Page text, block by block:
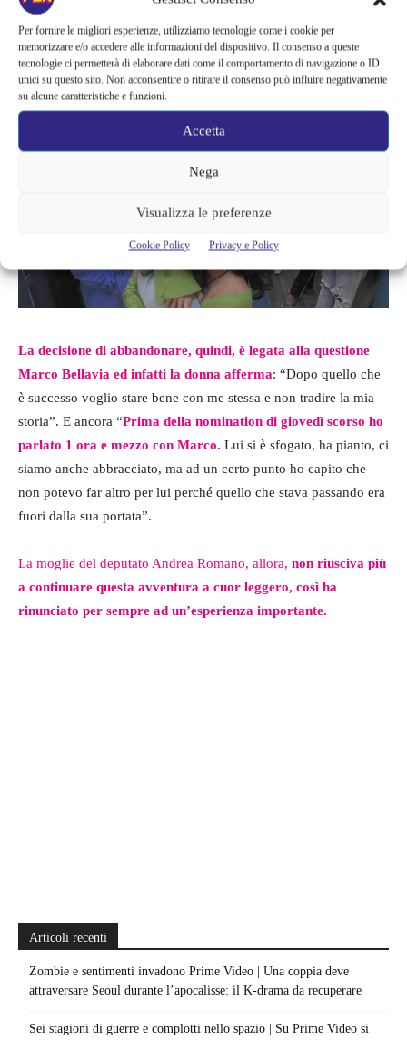
Per fornire le migliori esperienze, utilizziamo tecnologie come i cookie per
memorizzare e/o accedere alle informazioni del dispositivo. Il consenso a queste
tecnologie ci permetterà di elaborare dati come il comportamento di navigazione o ID
unici su questo sito. Non acconsentire o ritirare il consenso può influire negativamente
su alcune caratteristiche e funzioni.
Accetta
Nega
Visualizza le preferenze
Cookie Policy Privacy e Policy
saluto. Alcuni valori li ho e li difendo a testa alta. Fuori dirò che
non siamo tutti insensibili. Mi raccomando, vi voglio bene e vi
seguirò da fuori”.
La decisione di abbandonare, quindi, è legata alla questione
Marco Bellavia ed infatti la donna afferma: “Dopo quello che
è successo voglio stare bene con me stessa e non tradire la mia
storia”. E ancora “Prima della nomination di giovedì scorso ho
parlato 1 ora e mezzo con Marco. Lui si è sfogato, ha pianto, ci
siamo anche abbracciato, ma ad un certo punto ho capito che
non potevo far altro per lui perché quello che stava passando era
fuori dalla sua portata”.
La moglie del deputato Andrea Romano, allora, non riusciva più
a continuare questa avventura a cuor leggero, così ha
rinunciato per sempre ad un’esperienza importante.
Articoli recenti
Zombie e sentimenti invadono Prime Video | Una coppia deve
attraversare Seoul durante l’apocalisse: il K-drama da recuperare
Sei stagioni di guerre e complotti nello spazio | Su Prime Video si